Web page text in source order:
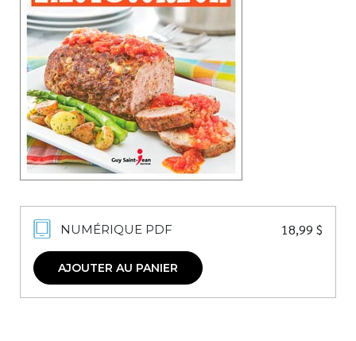
Nouveautés
Numérique
Livres audio
Meilleurs vendeurs
Page vedette
AUTEURS
CONTACT
NUMÉRIQUE PDF 18,99 $
AJOUTER AU PANIER